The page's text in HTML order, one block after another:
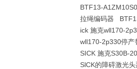
BTF13-
拉绳编码器
ick 施克wll170-
wll170-2p330停产
SICK 施克S30B-
SlCK的障碍激光